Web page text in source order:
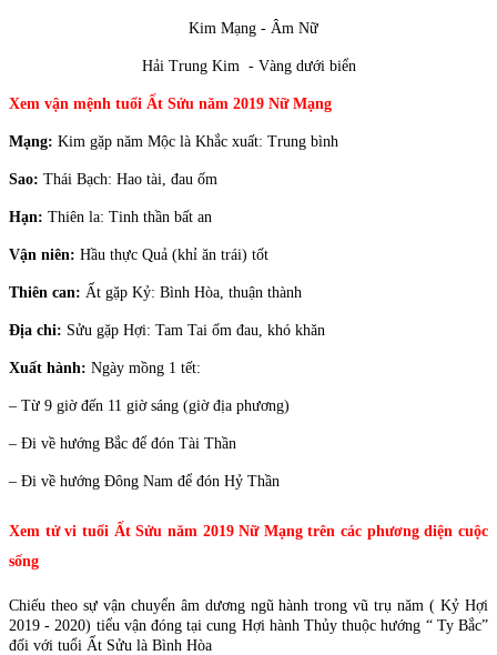
Kim Mạng - Âm Nữ
Hải Trung Kim - Vàng dưới biển
Xem vận mệnh tuổi Ất Sửu năm 2019 Nữ Mạng
Mạng: Kim gặp năm Mộc là Khắc xuất: Trung bình
Sao: Thái Bạch: Hao tài, đau ốm
Hạn: Thiên la: Tinh thần bất an
Vận niên: Hầu thực Quả (khỉ ăn trái) tốt
Thiên can: Ất gặp Kỷ: Bình Hòa, thuận thành
Địa chi: Sửu gặp Hợi: Tam Tai ốm đau, khó khăn
Xuất hành: Ngày mồng 1 tết:
– Từ 9 giờ đến 11 giờ sáng (giờ địa phương)
– Đi về hướng Bắc để đón Tài Thần
– Đi về hướng Đông Nam để đón Hỷ Thần
Xem tử vi tuổi Ất Sửu năm 2019 Nữ Mạng trên các phương diện cuộc
sống
Chiếu theo sự vận chuyển âm dương ngũ hành trong vũ trụ năm ( Kỷ Hợi
2019 - 2020) tiểu vận đóng tại cung Hợi hành Thủy thuộc hướng “ Ty Bắc”
đối với tuổi Ất Sửu là Bình Hòa